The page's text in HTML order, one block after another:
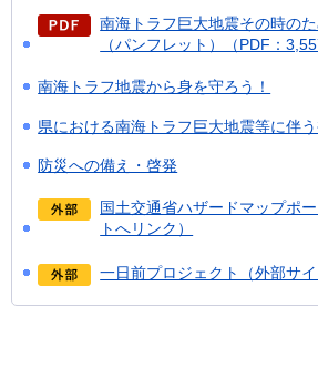
南海トラフ巨大地震その時の
（パンフレット）（PDF：
南海トラフ地震から身を守ろう！
県における南海トラフ巨大地震等に伴
防災への備え・啓発
国土交通省ハザードマップポ
トへリンク）
一日前プロジェクト（外部サイ